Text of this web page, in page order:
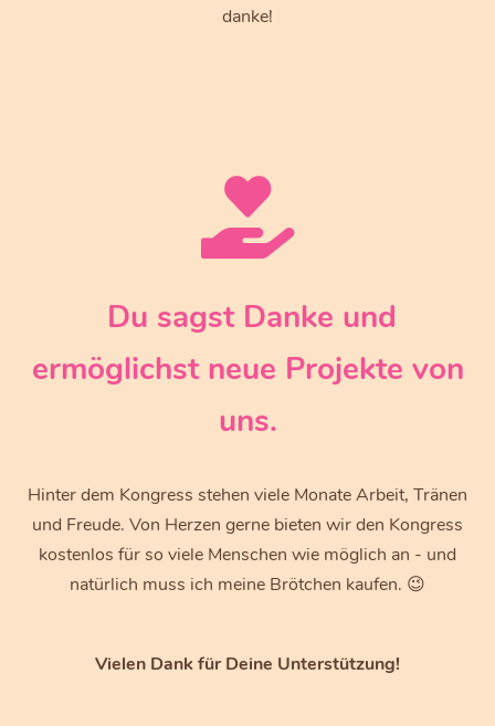
danke!
Du sagst Danke und
ermöglichst neue Projekte von
uns.
Hinter dem Kongress stehen viele Monate Arbeit, Tränen
und Freude. Von Herzen gerne bieten wir den Kongress
kostenlos für so viele Menschen wie möglich an - und
natürlich muss ich meine Brötchen kaufen. 😉
Vielen Dank für Deine Unterstützung!